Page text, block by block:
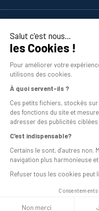
Salut c'est nous...
les Cookies !
Pour améliorer votre
utilisons des cookies.
À quoi servent-ils ?
Ces petits fichiers, stockés
des fonctions du site et
adresser des publicités
C'est indispensable?
Certains le sont, d’autres
navigation plus harmonieuse
Refuser tous les cookies peut
Non merci
En savoir plus